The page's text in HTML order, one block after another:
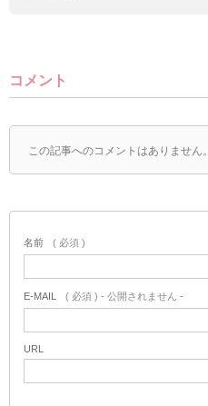
コメント
この記事へのコメントはありません。
名前 ( 必須 )
E-MAIL ( 必須 ) - 公開されません -
URL